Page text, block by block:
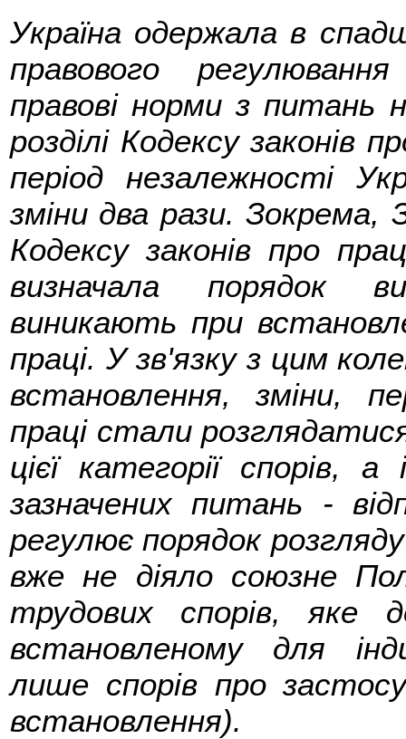
Україна одержала в
правового
правові норми з питань
розділі Кодексу
період незалежності
зміни два рази. Зокрема,
Кодексу законів про
визначала порядок
виникають при
праці. У зв'язку з цим
встановлення, зміни,
праці стали
цієї категорії спорів, а
зазначених питань -
регулює порядок
вже не діяло союзне
трудових спорів, яке
встановленому для
лише спорів про
встановлення).